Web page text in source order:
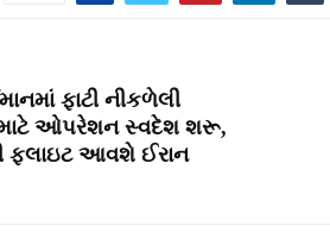
ફાટી નીકળેલી
ઓપરેશન સ્વદેશ શરૂ,
આવશે ઈરાન